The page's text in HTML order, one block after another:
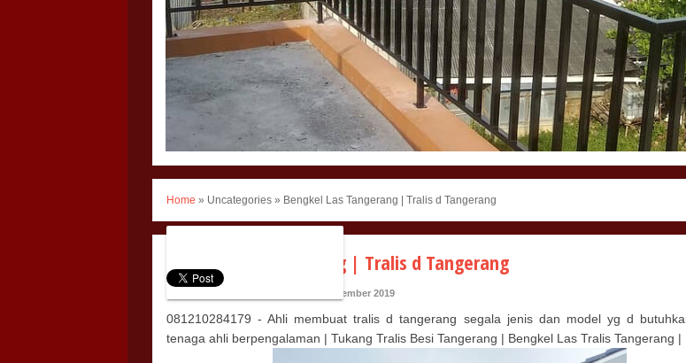
Home » Uncategories » Bengkel Las Tangerang | Tralis d Tangerang
Bengkel Las Tangerang | Tralis d Tangerang
Rabu, 25 September 2019
081210284179 - Ahli membuat tralis d tangerang segala jenis dan model yg d
tenaga ahli berpengalaman | Tukang Tralis Besi Tangerang | Bengkel Las Tralis Tangerang |